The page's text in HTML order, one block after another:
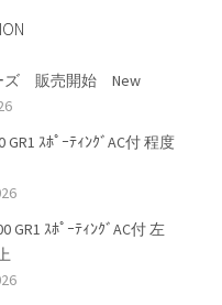
ズ 販売開始 New
ｽﾎﾟｰﾃｨﾝｸﾞAC付 程度
GR1 ｽﾎﾟｰﾃｨﾝｸﾞAC付 左